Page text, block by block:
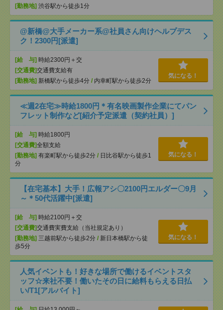
[勤務地] 渋谷駅から徒歩1分
@新橋@大手メーカー系@社員さん向けヘルプデス
ク！2300円[派遣]
[給 与] 時給2300円＋交
[交通費]交通費支給有
[勤務地] 新橋駅から徒歩4分 / 内幸町駅から徒歩2分
気になる！
≪週2在宅≫時給1800円＊有名映画製作企業にてパン
フレット制作など[紹介予定派遣（契約社員）]
[給 与] 時給1800円
[交通費]全額支給
[勤務地] 有楽町駅から徒歩2分 / 日比谷駅から徒歩1
分
気になる！
【在宅基本】大手！広報アシ〇2100円エルダー〇9月
～＊50代活躍中[派遣]
[給 与] 時給2100円＋交
[交通費]交通費実費支給（当社規定あり）
[勤務地] 三越前駅から徒歩2分 / 新日本橋駅から徒
歩5分
気になる！
人気イベントも！好きな場所で働けるイベントスタ
ッフ☆来社不要！働いたその日に給料もらえる日払
い/T1[アルバイト]